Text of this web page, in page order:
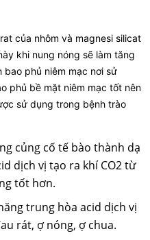
của nhôm và magnesi silicat
khi nung nóng sẽ làm tăng
phủ niêm mạc nơi sử
phủ bề mặt niêm mạc tốt nên
sử dụng trong bệnh trào
củng cố tế bào thành dạ
dịch vị tạo ra khí CO2 từ
tốt hơn.
trung hòa acid dịch vị
rát, ợ nóng, ợ chua.